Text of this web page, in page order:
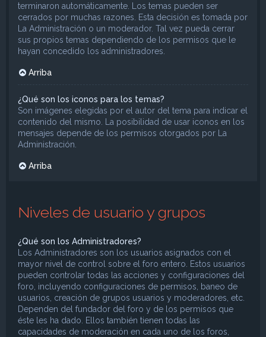
terminaron automáticamente. Los temas pueden ser
cerrados por muchas razones. Esta decisión es tomada por
La Administración o un moderador. Tal vez pueda cerrar
sus propios temas dependiendo de los permisos que le
hayan concedido los administradores.
Arriba
¿Qué son los iconos para los temas?
Son imágenes elegidas por el autor del tema para indicar el
contenido del mismo. La posibilidad de usar iconos en los
mensajes depende de los permisos otorgados por La
Administración.
Arriba
Niveles de usuario y grupos
¿Qué son los Administradores?
Los Administradores son los usuarios asignados con el
mayor nivel de control sobre el foro entero. Estos usuarios
pueden controlar todas las acciones y configuraciones del
foro, incluyendo configuraciones de permisos, baneo de
usuarios, creación de grupos usuarios y moderadores, etc.
Dependen del fundador del foro y de los permisos que
éste les ha dado. Ellos también tienen todas las
capacidades de moderación en cada uno de los foros,